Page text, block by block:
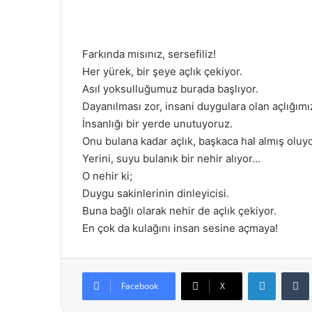
Farkında mısınız, sersefiliz!
Her yürek, bir şeye açlık çekiyor.
Asıl yoksulluğumuz burada başlıyor.
Dayanılması zor, insani duygulara olan
İnsanlığı bir yerde unutuyoruz.
Onu bulana kadar açlık, başkaca hal almış
Yerini, suyu bulanık bir nehir alıyor…
O nehir ki;
Duygu sakinlerinin dinleyicisi.
Buna bağlı olarak nehir de açlık çekiyor.
En çok da kulağını insan sesine açmaya!
Facebook X
LinkedIn